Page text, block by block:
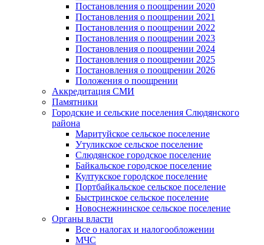
Постановления о поощрении 2020
Постановления о поощрении 2021
Постановления о поощрении 2022
Постановления о поощрении 2023
Постановления о поощрении 2024
Постановления о поощрении 2025
Постановления о поощрении 2026
Положения о поощрении
Аккредитация СМИ
Памятники
Городские и сельские поселения Слюдянского
района
Маритуйское сельское поселение
Утуликское сельское поселение
Слюдянское городское поселение
Байкальское городское поселение
Култукское городское поселение
Портбайкальское сельское поселение
Быстринское сельское поселение
Новоснежнинское сельское поселение
Органы власти
Все о налогах и налогообложении
МЧС